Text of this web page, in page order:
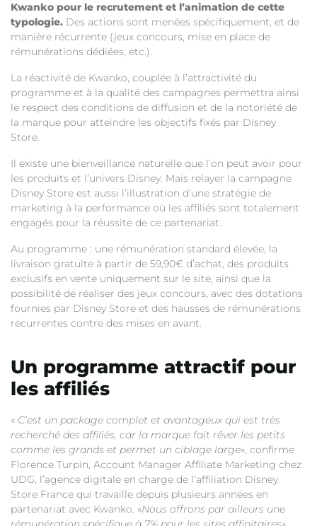
Kwanko pour le recrutement et l’animation de cette
typologie. Des actions sont menées spécifiquement, et de
manière récurrente (jeux concours, mise en place de
rémunérations dédiées, etc.).
La réactivité de Kwanko, couplée à l’attractivité du
programme et à la qualité des campagnes permettra ainsi
le respect des conditions de diffusion et de la notoriété de
la marque pour atteindre les objectifs fixés par Disney
Store.
Il existe une bienveillance naturelle que l’on peut avoir pour
les produits et l’univers Disney. Mais relayer la campagne
Disney Store est aussi l’illustration d’une stratégie de
marketing à la performance où les affiliés sont totalement
engagés pour la réussite de ce partenariat.
Au programme : une rémunération standard élevée, la
livraison gratuite à partir de 59,90€ d’achat, des produits
exclusifs en vente uniquement sur le site, ainsi que la
possibilité de réaliser des jeux concours, avec des dotations
fournies par Disney Store et des hausses de rémunérations
récurrentes contre des mises en avant.
Un programme attractif pour
les affiliés
« C’est un package complet et avantageux qui est très
recherché des affiliés, car la marque fait rêver les petits
comme les grands et permet un ciblage large», confirme
Florence Turpin, Account Manager Affiliate Marketing chez
UDG, l’agence digitale en charge de l’affiliation Disney
Store France qui travaille depuis plusieurs années en
partenariat avec Kwanko. «Nous offrons par ailleurs une